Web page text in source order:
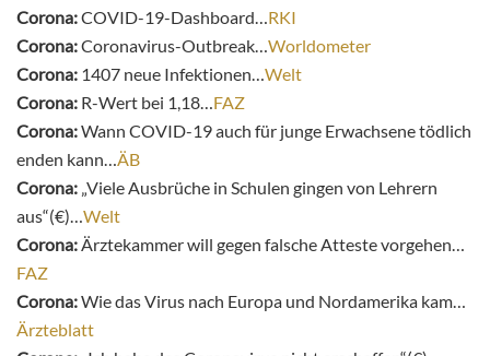
Corona:COVID-19-Dashboard… RKI
Corona:Coronavirus-Outbreak… Worldometer
Corona: 1407 neue Infektionen… Welt
Corona: R-Wert bei 1,18… FAZ
Corona:Wann COVID-19 auch für junge Erwachsene tödlich
enden kann… ÄB
Corona: „Viele Ausbrüche in Schulen gingen von Lehrern
aus“(€)… Welt
Corona: Ärztekammer will gegen falsche Atteste vorgehen…
FAZ
Corona:Wie das Virus nach Europa und Nordamerika kam…
Ärzteblatt